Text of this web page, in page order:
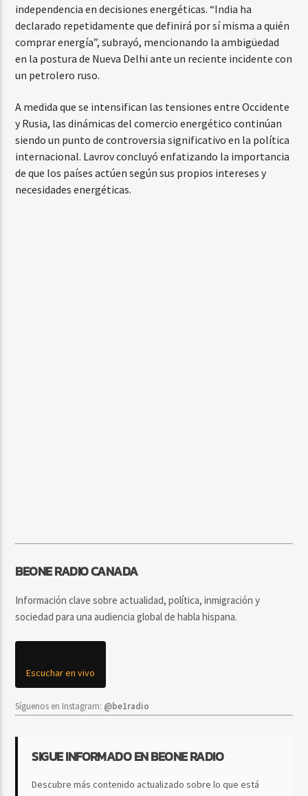
independencia en decisiones energéticas. “India ha
declarado repetidamente que definirá por sí misma a quién
comprar energía”, subrayó, mencionando la ambigüedad
en la postura de Nueva Delhi ante un reciente incidente con
un petrolero ruso.
A medida que se intensifican las tensiones entre Occidente
y Rusia, las dinámicas del comercio energético continúan
siendo un punto de controversia significativo en la política
internacional. Lavrov concluyó enfatizando la importancia
de que los países actúen según sus propios intereses y
necesidades energéticas.
BEONE RADIO CANADA
Información clave sobre actualidad, política, inmigración y
sociedad para una audiencia global de habla hispana.
Escuchar en vivo
Síguenos en Instagram: @be1radio
SIGUE INFORMADO EN BEONE RADIO
Descubre más contenido actualizado sobre lo que está